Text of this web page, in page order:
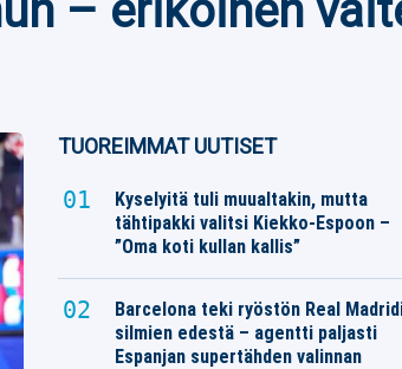
– erikoinen
TUOREIMMAT UUTISET
Kyselyitä tuli muualtakin, mutta
tähtipakki valitsi Kiekko-Espoon –
”Oma koti kullan kallis”
Barcelona teki ryöstön Real
silmien edestä – agentti paljasti
Espanjan supertähden valinnan